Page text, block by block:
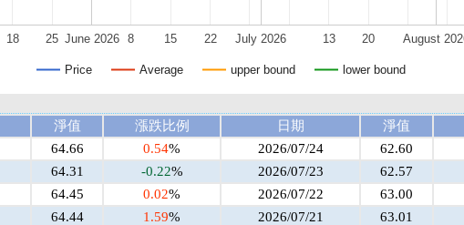
Price Average upper bound lower bound
June 2026 July 2026 August
18 25 8 15 22 13 20
淨值 漲跌比例 日期
淨值
64.66 0.54% 2026/07/24
62.60
64.31 -0.22% 2026/07/23
62.57
64.45 0.02% 2026/07/22
63.00
64.44 1.59% 2026/07/21
63.01